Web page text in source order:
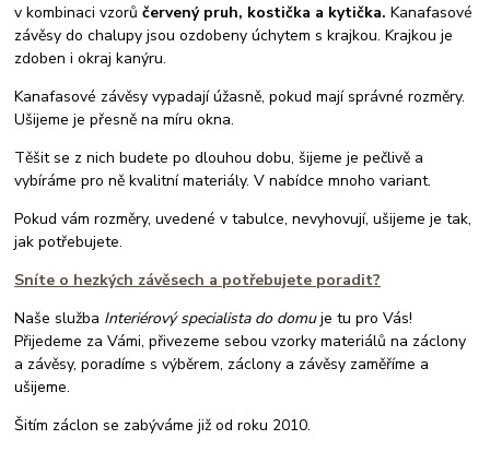
v kombinaci vzorůčervený pruh, kostička a kytička.Kanafasové
závěsy do chalupy jsou ozdobeny úchytem s krajkou. Krajkou je
zdoben i okraj kanýru.
Kanafasové závěsy vypadají úžasně, pokud mají správné rozměry.
Ušijeme je přesně na míru okna.
Těšit se z nich budete po dlouhou dobu, šijeme je pečlivě a
vybíráme pro ně kvalitní materiály. V nabídce mnoho variant.
Pokud vám rozměry, uvedené v tabulce, nevyhovují, ušijeme je tak,
jak potřebujete.
Sníte o hezkých závěsech a potřebujete poradit?
Naše služba Interiérový specialista do domuje tu pro Vás!
Přijedeme za Vámi, přivezeme sebou vzorky materiálů na záclony
a závěsy, poradíme s výběrem, záclony a závěsy zaměříme a
ušijeme.
Šitím záclon se zabýváme již od roku 2010.